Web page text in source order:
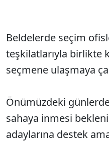
Beldelerde seçim
teşkilatlarıyla birlikte
seçmene ulaşmaya
Önümüzdeki
sahaya inmesi
adaylarına destek